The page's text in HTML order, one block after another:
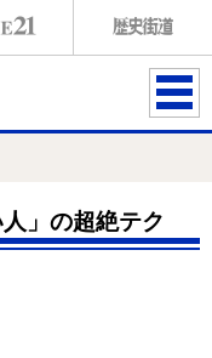
ME
」の超絶テク